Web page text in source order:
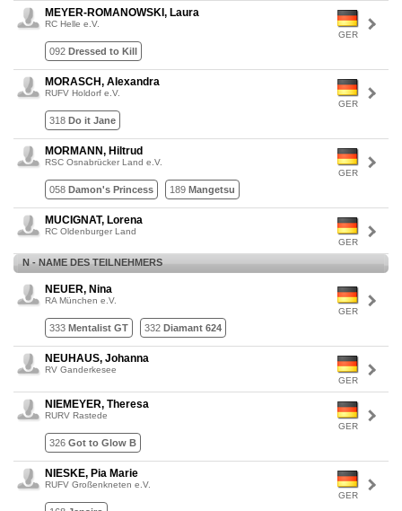
GER
MEYER-ROMANOWSKI, Laura
RC Helle e.V.
092 Dressed to Kill
GER
MORASCH, Alexandra
RUFV Holdorf e.V.
318 Do it Jane
GER
MORMANN, Hiltrud
RSC Osnabrücker Land e.V.
058 Damon's Princess 189 Mangetsu
GER
MUCIGNAT, Lorena
RC Oldenburger Land
N - NAME DES TEILNEHMERS
GER
NEUER, Nina
RA München e.V.
333 Mentalist GT 332 Diamant 624
GER
NEUHAUS, Johanna
RV Ganderkesee
GER
NIEMEYER, Theresa
RURV Rastede
326 Got to Glow B
GER
NIESKE, Pia Marie
RUFV Großenkneten e.V.